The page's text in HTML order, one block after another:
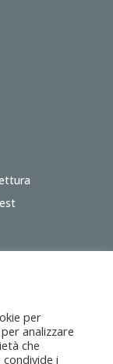
per
analizzare
che
i